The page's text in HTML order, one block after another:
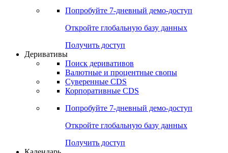
Сравнение ETF & Funds
Поиск Mutual Funds
Попробуйте7-дневный
Откройте глобальную базу данных
Получить доступ
Деривативы
Валютные и процентные свопы
Корпоративные CDS
Попробуйте7-дневный